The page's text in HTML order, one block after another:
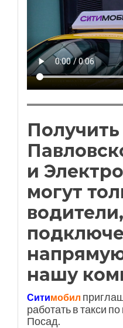
Получить
и
могут
нашу
Ситимобил
работать в такси
Посад.